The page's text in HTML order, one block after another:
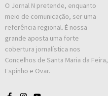
O Jornal N pretende, enquanto
meio de comunicação, ser uma
referência regional. É nossa
grande aposta uma forte
cobertura jornalística nos
Concelhos de Santa Maria da Feira,
Espinho e Ovar.